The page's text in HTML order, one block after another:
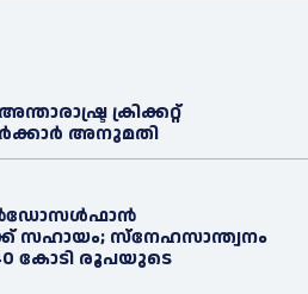
ക്രിക്കറ്റ്
അനുമതി
സഹായം; സ്‌നേഹസാന്ത്വനം
കോടി രൂപയുടെ